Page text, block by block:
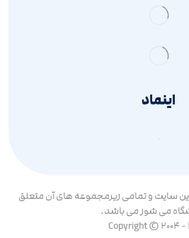
اینماد
سایت و تمامی زیرمجموعه های آن متعلق
می شوز می باشد.
Copyright © 2004 -